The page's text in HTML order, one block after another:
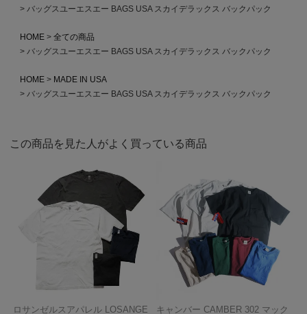
バッグスユーエスエー BAGS USA スカイデラックス バックパック
HOME
全ての商品
バッグスユーエスエー BAGS USA スカイデラックス バックパック
HOME
MADE IN USA
バッグスユーエスエー BAGS USA スカイデラックス バックパック
この商品を見た人がよく買っている商品
ロサンゼルスアパレル LOSANGE
キャンバー CAMBER 302 マック